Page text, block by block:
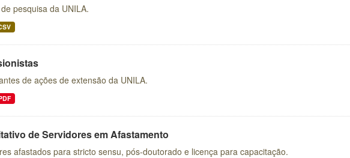
pesquisa da UNILA.
de ações de extensão da UNILA.
de Servidores em Afastamento
afastados para stricto sensu, pós-doutorado e licença para capacitação.